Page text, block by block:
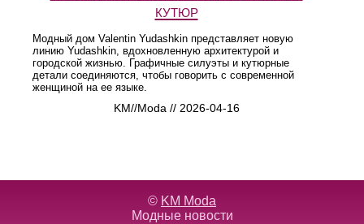
кутюр
Модный дом Valentin Yudashkin представляет новую
линию Yudashkin, вдохновленную архитектурой и
городской жизнью. Графичные силуэты и кутюрные
детали соединяются, чтобы говорить с современной
женщиной на ее языке.
KM//Moda // 2026-04-16
© KM Moda
Модные новости